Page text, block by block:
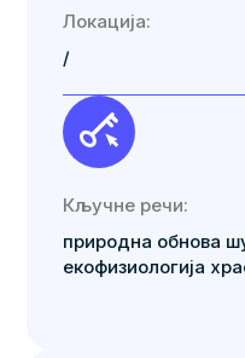
Локација:
/
Кључне речи:
природна обнова
екофизиологија